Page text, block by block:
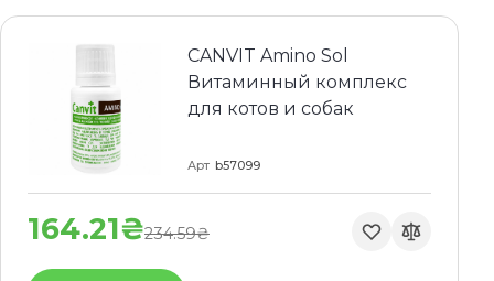
CANVIT Amino Sol
Витаминный комплекс
для котов и собак
Арт b57099
164.21₴234.59₴